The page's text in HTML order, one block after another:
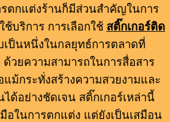
ตกแต่งร้านก็มีส่วนสำคัญในการ
บริการ การเลือกใช้ สติ๊กเกอร์ติด
ป็นหนึ่งในกลยุทธ์การตลาดที่
วยความสามารถในการสื่อสาร
ม้กระทั่งสร้างความสวยงามและ
ด้อย่างชัดเจน สติ๊กเกอร์เหล่านี้
อในการตกแต่ง แต่ยังเป็นเสมือน